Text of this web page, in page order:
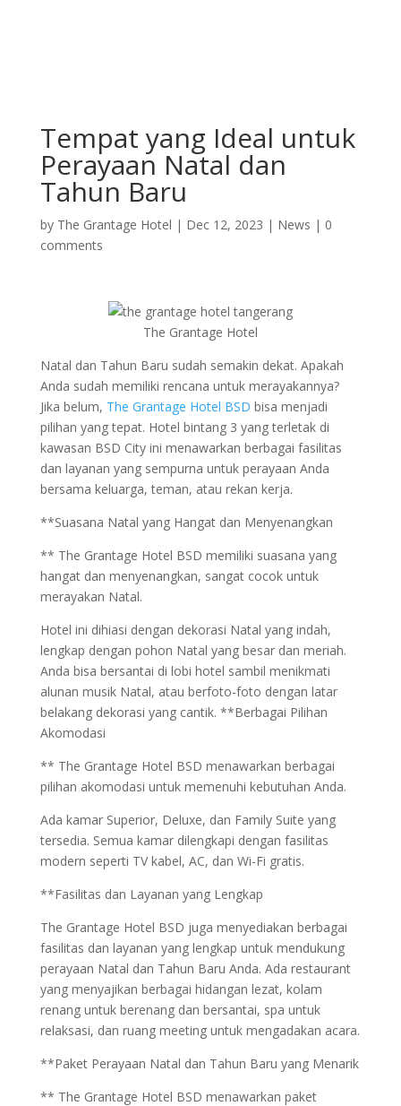
Tempat yang Ideal untuk
Perayaan Natal dan
Tahun Baru
by The Grantage Hotel | Dec 12, 2023 | News | 0
comments
The Grantage Hotel
Natal dan Tahun Baru sudah semakin dekat. Apakah
Anda sudah memiliki rencana untuk merayakannya?
Jika belum, The Grantage Hotel BSD bisa menjadi
pilihan yang tepat. Hotel bintang 3 yang terletak di
kawasan BSD City ini menawarkan berbagai fasilitas
dan layanan yang sempurna untuk perayaan Anda
bersama keluarga, teman, atau rekan kerja.
**Suasana Natal yang Hangat dan Menyenangkan
** The Grantage Hotel BSD memiliki suasana yang
hangat dan menyenangkan, sangat cocok untuk
merayakan Natal.
Hotel ini dihiasi dengan dekorasi Natal yang indah,
lengkap dengan pohon Natal yang besar dan meriah.
Anda bisa bersantai di lobi hotel sambil menikmati
alunan musik Natal, atau berfoto-foto dengan latar
belakang dekorasi yang cantik. **Berbagai Pilihan
Akomodasi
** The Grantage Hotel BSD menawarkan berbagai
pilihan akomodasi untuk memenuhi kebutuhan Anda.
Ada kamar Superior, Deluxe, dan Family Suite yang
tersedia. Semua kamar dilengkapi dengan fasilitas
modern seperti TV kabel, AC, dan Wi-Fi gratis.
**Fasilitas dan Layanan yang Lengkap
The Grantage Hotel BSD juga menyediakan berbagai
fasilitas dan layanan yang lengkap untuk mendukung
perayaan Natal dan Tahun Baru Anda. Ada restaurant
yang menyajikan berbagai hidangan lezat, kolam
renang untuk berenang dan bersantai, spa untuk
relaksasi, dan ruang meeting untuk mengadakan acara.
**Paket Perayaan Natal dan Tahun Baru yang Menarik
** The Grantage Hotel BSD menawarkan paket